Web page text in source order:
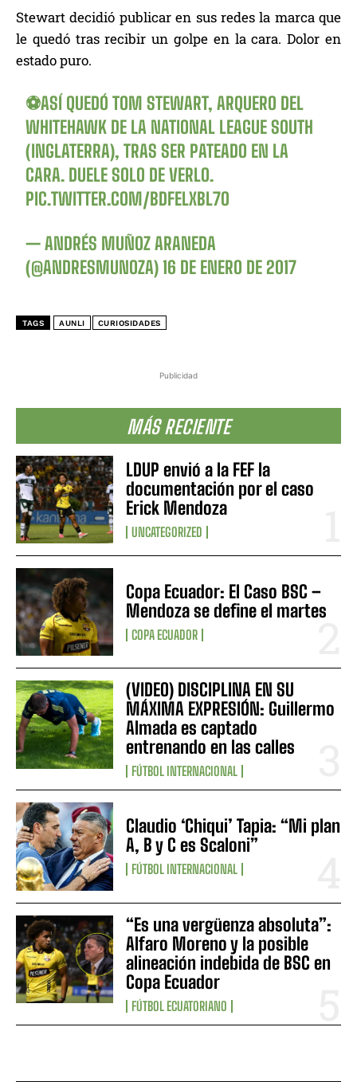
Publicidad
MÁS RECIENTE
LDUP envió a la FEF la
documentación por el caso
Erick Mendoza
UNCATEGORIZED
Copa Ecuador: El Caso BSC –
Mendoza se define el martes
COPA ECUADOR
(VIDEO) DISCIPLINA EN SU
MÁXIMA EXPRESIÓN: Guillermo
Almada es captado
entrenando en las calles
FÚTBOL INTERNACIONAL
Claudio ‘Chiqui’ Tapia: “Mi plan
A, B y C es Scaloni”
FÚTBOL INTERNACIONAL
“Es una vergüenza absoluta”:
Alfaro Moreno y la posible
alineación indebida de BSC en
Copa Ecuador
FÚTBOL ECUATORIANO
Stewart decidió publicar en sus redes la marca que
le quedó tras recibir un golpe en la cara. Dolor en
estado puro.
⚽️ASÍ QUEDÓ TOM STEWART, ARQUERO DEL
WHITEHAWK DE LA NATIONAL LEAGUE SOUTH
(INGLATERRA), TRAS SER PATEADO EN LA
CARA. DUELE SOLO DE VERLO.
PIC.TWITTER.COM/BDFELXBL7O
— ANDRÉS MUÑOZ ARANEDA
(@ANDRESMUNOZA)16 DE ENERO DE 2017
TAGS AUNLI CURIOSIDADES